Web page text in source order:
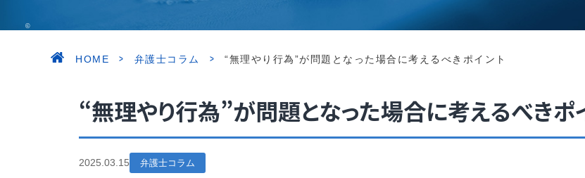
HOME > 弁護士コラム > “無理やり行為”が問題となった場合に考えるべきポイント
“無理やり行為”が問題となった場合に考えるべきポ
2025.03.15 弁護士コラム